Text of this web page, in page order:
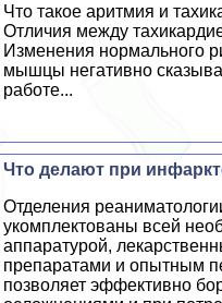
Что такое аритмия и
Отличия между
Изменения нормального
мышцы негативно
работе...
Что делают при
Отделения
укомплектованы всей
аппаратурой,
препаратами и опытным
позволяет эффективно